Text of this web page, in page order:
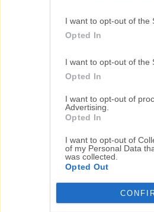
I want to opt-out of the
Opted In
I want to opt-out of the
Opted In
I want to opt-out of
Advertising.
Opted In
I want to opt-out of
of my Personal Data
was collected.
Opted Out
PC
PC Repair Tool
TradingView -